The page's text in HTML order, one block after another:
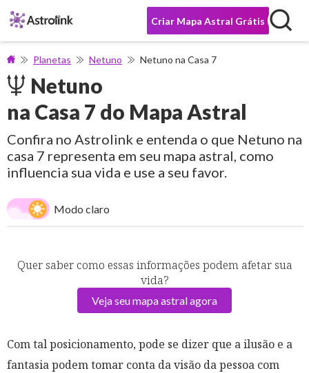
Criar Mapa Astral Grátis
Planetas Netuno Netuno na Casa 7
Netuno
na Casa 7 do Mapa Astral
Confira no Astrolink e entenda o que Netuno na
casa 7 representa em seu mapa astral, como
influencia sua vida e use a seu favor.
Modo claro
Quer saber como essas informações podem afetar sua
vida?
Veja seu mapa astral agora
Com tal posicionamento, pode se dizer que a ilusão e a
fantasia podem tomar conta da visão da pessoa com